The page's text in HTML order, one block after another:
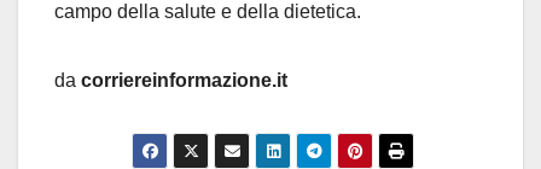
campo della salute e della dietetica.
da corriereinformazione.it